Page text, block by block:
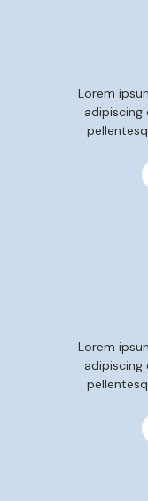
Lorem
adipiscing
Lorem
adipiscing